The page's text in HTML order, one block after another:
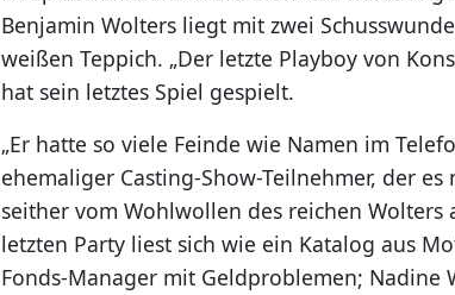
Benjamin Wolters liegt mit zwei
weißen Teppich. „Der letzte Playboy von
hat sein letztes Spiel gespielt.
„Er hatte so viele Feinde wie Namen im
ehemaliger Casting-Show-Teilnehmer, der
seither vom Wohlwollen des reichen Wolters
letzten Party liest sich wie ein Katalog aus
Fonds-Manager mit Geldproblemen; Nadine